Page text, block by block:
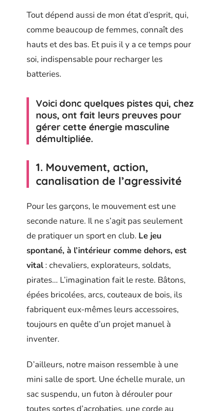
Tout dépend aussi de mon état d’esprit, qui,
comme beaucoup de femmes, connaît des
hauts et des bas. Et puis il y a ce temps pour
soi, indispensable pour recharger les
batteries.
Voici donc quelques pistes qui, chez
nous, ont fait leurs preuves pour
gérer cette énergie masculine
démultipliée.
1. Mouvement, action,
canalisation de l’agressivité
Pour les garçons, le mouvement est une
seconde nature. Il ne s’agit pas seulement
de pratiquer un sport en club. Le jeu
spontané, à l’intérieur comme dehors, est
vital: chevaliers, explorateurs, soldats,
pirates… L’imagination fait le reste. Bâtons,
épées bricolées, arcs, couteaux de bois, ils
fabriquent eux-mêmes leurs accessoires,
toujours en quête d’un projet manuel à
inventer.
D’ailleurs, notre maison ressemble à une
mini salle de sport. Une échelle murale, un
sac suspendu, un futon à dérouler pour